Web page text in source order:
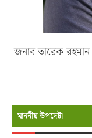
জনাব তারেক রহমান
মাননীয় উপদেষ্টা